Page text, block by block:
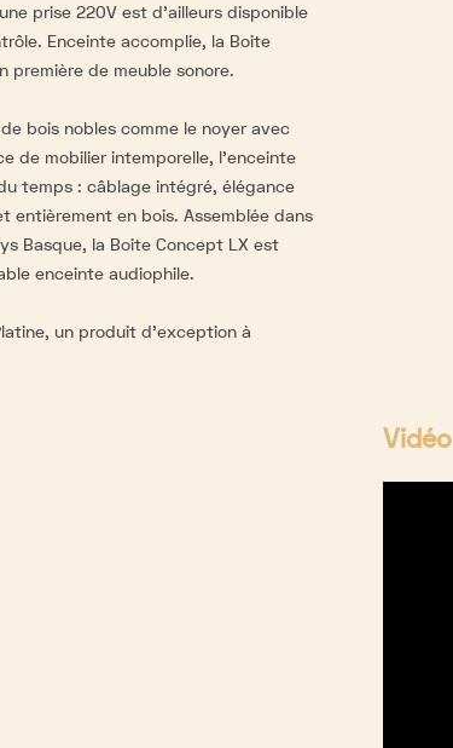
prise 220V est d'ailleurs disponible
Enceinte accomplie, la Boite
première de meuble sonore.
bois nobles comme le noyer avec
de mobilier intemporelle, l'enceinte
temps : câblage intégré, élégance
entièrement en bois. Assemblée dans
Basque, la Boite Concept LX est
enceinte audiophile.
un produit d'exception à
Vidéo